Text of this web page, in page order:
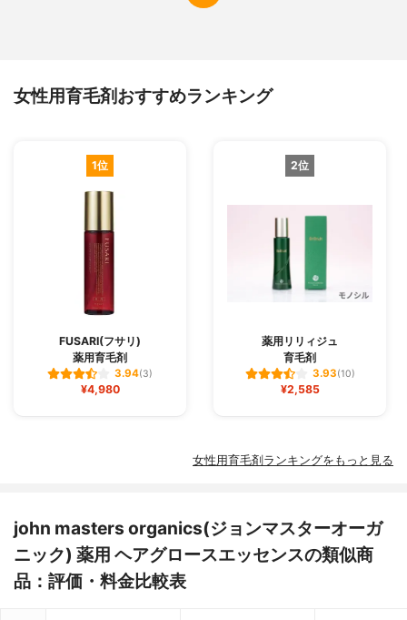
女性用育毛剤おすすめランキング
1位
FUSARI(フサリ)
薬用育毛剤
3.94(3)
¥4,980
2位
薬用リリィジュ
育毛剤
3.93(10)
¥2,585
女性用育毛剤ランキングをもっと見る
john masters organics(ジョンマスターオーガ
ニック) 薬用 ヘアグロースエッセンスの類似商
品：評価・料金比較表